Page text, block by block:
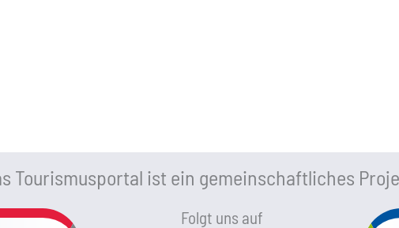
Tourismusportal ist ein gemeinschaftliches
Folgt uns auf